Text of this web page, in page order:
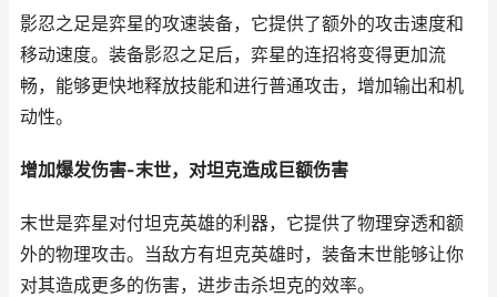
影忍之足是弈星的攻速装备，它提供了额外的攻击速度和
移动速度。装备影忍之足后，弈星的连招将变得更加流
畅，能够更快地释放技能和进行普通攻击，增加输出和机
动性。
增加爆发伤害-末世，对坦克造成巨额伤害
末世是弈星对付坦克英雄的利器，它提供了物理穿透和额
外的物理攻击。当敌方有坦克英雄时，装备末世能够让你
对其造成更多的伤害，进步击杀坦克的效率。